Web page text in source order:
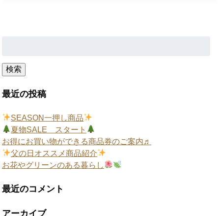
検索
最近の投稿
SEASON一押し商品
夏物SALE スタート
お得にお買い物ができる商品券のご案内♬
父の日オススメ商品紹介
お花やグリーンのある暮らし
最近のコメント
アーカイブ